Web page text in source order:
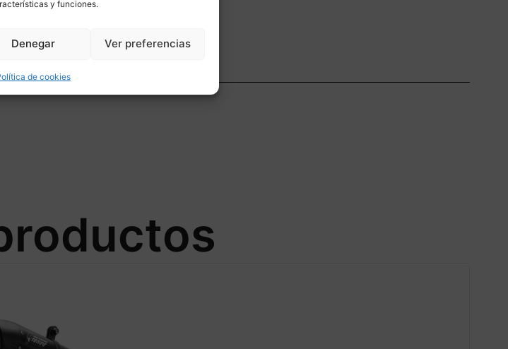
y funciones.
Denegar Ver preferencias
de cookies